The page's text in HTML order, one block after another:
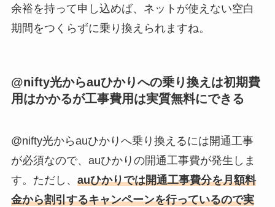
余裕を持って申し込めば、ネットが使えない空白
期間をつくらずに乗り換えられますね。
@nifty光からauひかりへの乗り換えは初期費
用はかかるが工事費用は実質無料にできる
@nifty光からauひかりへ乗り換えるには開通工事
が必須なので、auひかりの開通工事費が発生しま
す。ただし、 auひかりでは開通工事費分を月額料
金から割引するキャンペーンを行っているので実